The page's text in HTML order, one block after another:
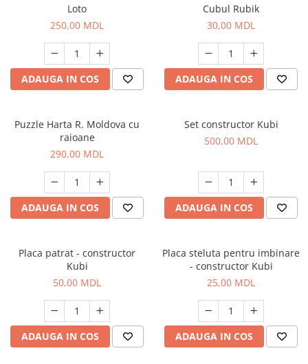
Loto
250,00 MDL
ADAUGA IN COS
Cubul Rubik
30,00 MDL
ADAUGA IN COS
Puzzle Harta R. Moldova cu
raioane
290,00 MDL
ADAUGA IN COS
Set constructor Kubi
500,00 MDL
ADAUGA IN COS
Placa patrat - constructor
Kubi
50,00 MDL
ADAUGA IN COS
Placa steluta pentru imbinare
- constructor Kubi
25,00 MDL
ADAUGA IN COS